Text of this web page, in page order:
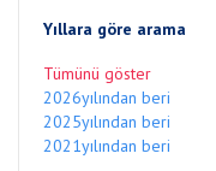
Yıllara göre arama
Tümünü göster
2026yılından beri
2025yılından beri
2021yılından beri